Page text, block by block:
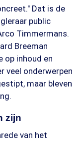
Dat is de
public
Timmermans.
Breeman
op inhoud en
veel onderwerpen
maar bleven
zijn
van het